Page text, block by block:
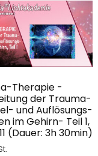
Therapie -
der Trauma-
und Auflösungs-
im Gehirn- Teil 1,
(Dauer: 3h 30min)